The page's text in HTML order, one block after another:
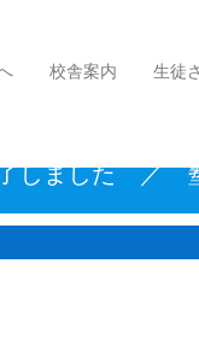
校舎案内 生徒
スト対策日程【菊水学園 多加
しました ／